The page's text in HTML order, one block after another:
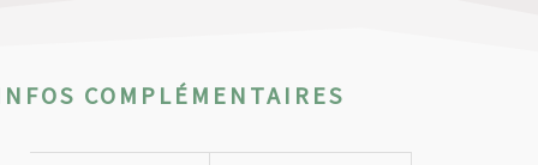
COMPLÉMENTAIRES